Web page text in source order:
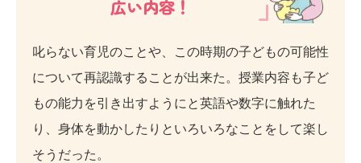
広い内容！
叱らない育児のことや、この時期の子どもの可能性
について再認識することが出来た。授業内容も子ど
もの能力を引き出すようにと英語や数字に触れた
り、身体を動かしたりといろいろなことをして楽し
そうだった。